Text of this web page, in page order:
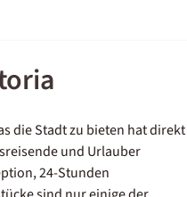
die Stadt zu bieten hat direkt
und Urlauber
24-Stunden